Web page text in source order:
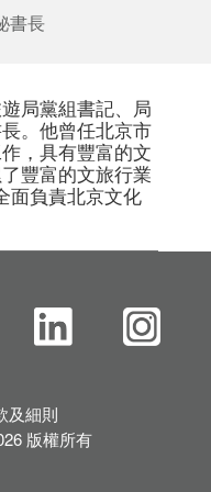
書長
局黨組書記、局
。他曾任北京市
，具有豐富的文
豐富的文旅行業
面負責北京文化
及細則
版權所有